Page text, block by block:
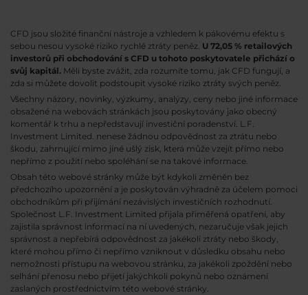
CFD jsou složité finanční nástroje a vzhledem k pákovému efektu s
sebou nesou vysoké riziko rychlé ztráty peněz. U 72,05 % retailových
investorů při obchodování s CFD u tohoto poskytovatele přichází o
svůj kapitál. Měli byste zvážit, zda rozumíte tomu, jak CFD fungují, a
zda si můžete dovolit podstoupit vysoké riziko ztráty svých peněz.
Všechny názory, novinky, výzkumy, analýzy, ceny nebo jiné informace
obsažené na webovách stránkách jsou poskytovány jako obecný
komentář k trhu a nepředstavují investiční poradenství. L.F.
Investment Limited. nenese žádnou odpovědnost za ztrátu nebo
škodu, zahrnující mimo jiné ušlý zisk, která může vzejít přímo nebo
nepřímo z použití nebo spoléhání se na takové informace.
Obsah této webové stránky může být kdykoli změněn bez
předchozího upozornění a je poskytován výhradně za účelem pomoci
obchodníkům při přijímání nezávislých investičních rozhodnutí.
Společnost L.F. Investment Limited přijala přiměřená opatření, aby
zajistila správnost informací na ní uvedených, nezaručuje však jejich
správnost a nepřebírá odpovědnost za jakékoli ztráty nebo škody,
které mohou přímo či nepřímo vzniknout v důsledku obsahu nebo
nemožnosti přístupu na webovou stránku, za jakékoli zpoždění nebo
selhání přenosu nebo přijetí jakýchkoli pokynů nebo oznámení
zaslaných prostřednictvím této webové stránky.